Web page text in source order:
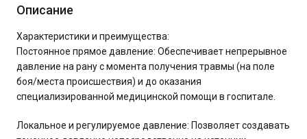
Описание
Характеристики и преимущества:
Постоянное прямое давление: Обеспечивает непрерывное
давление на рану с момента получения травмы (на поле
боя/места происшествия) и до оказания
специализированной медицинской помощи в госпитале.
Локальное и регулируемое давление: Позволяет создавать